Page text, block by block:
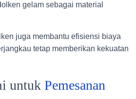
gelam sebagai material
juga membantu efisiensi biaya
tetap memberikan kekuatan
untuk Pemesanan